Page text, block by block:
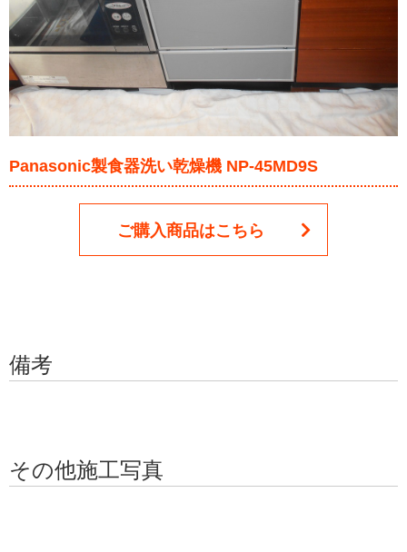
Panasonic製食器洗い乾燥機 NP-45MD9S
ご購入商品はこちら
備考
その他施工写真